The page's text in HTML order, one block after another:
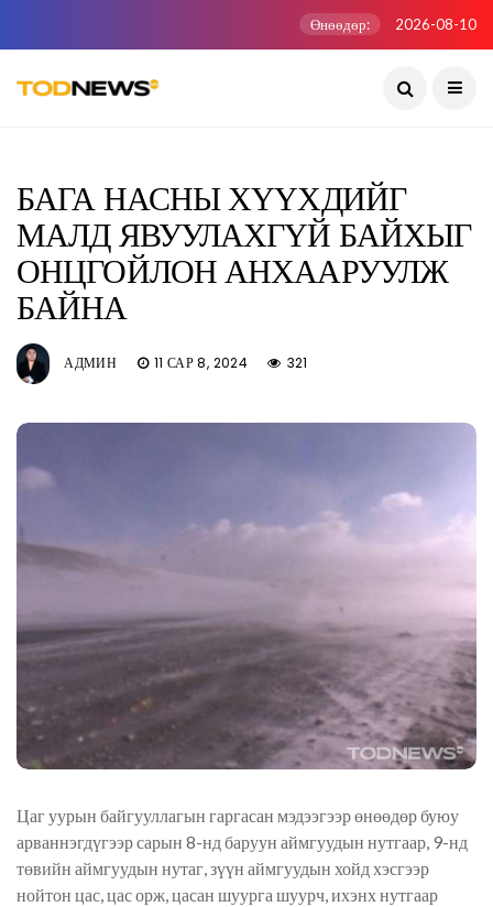
Өнөөдөр: 2026-08-10
БАГА НАСНЫ ХҮҮХДИЙГ
МАЛД ЯВУУЛАХГҮЙ БАЙХЫГ
ОНЦГОЙЛОН АНХААРУУЛЖ
БАЙНА
АДМИН 11 САР 8, 2024 321
Цаг уурын байгууллагын гаргасан мэдээгээр өнөөдөр буюу
арваннэгдүгээр сарын 8-нд баруун аймгуудын нутгаар, 9-нд
төвийн аймгуудын нутаг, зүүн аймгуудын хойд хэсгээр
нойтон цас, цас орж, цасан шуурга шуурч, ихэнх нутгаар